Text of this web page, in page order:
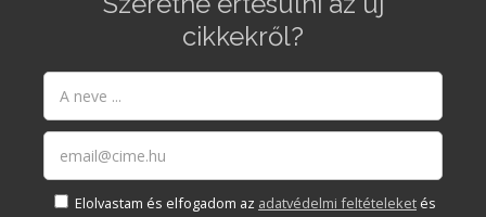
cikkekről?
Elolvastam és elfogadom az adatvédelmi feltételeket és